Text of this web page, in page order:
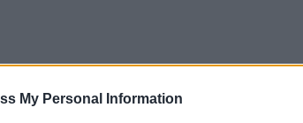
My Personal Information